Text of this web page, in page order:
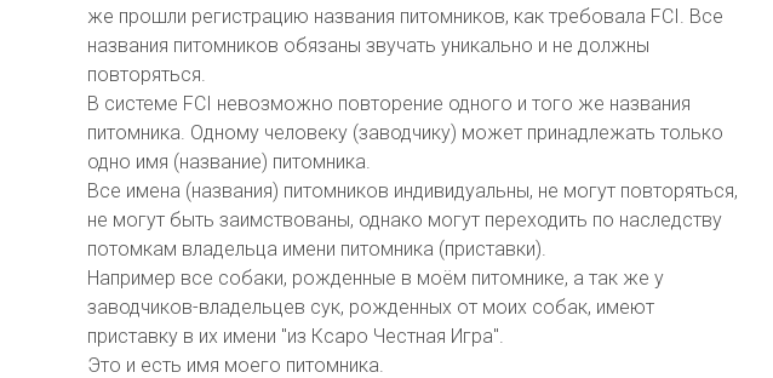
же прошли регистрацию названия питомников, как требовала FCI. Все
названия питомников обязаны звучать уникально и не должны
повторяться.
В системе FCI невозможно повторение одного и того же названия
питомника. Одному человеку (заводчику) может принадлежать только
одно имя (название) питомника.
Все имена (названия) питомников индивидуальны, не могут повторяться,
не могут быть заимствованы, однако могут переходить по наследству
потомкам владельца имени питомника (приставки).
Например все собаки, рожденные в моём питомнике, а так же у
заводчиков-владельцев сук, рожденных от моих собак, имеют
приставку в их имени "из Ксаро Честная Игра".
Это и есть имя моего питомника.